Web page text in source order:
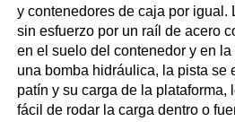
y contenedores de caja por igual.
sin esfuerzo por un raíl de acero
en el suelo del contenedor y en
una bomba hidráulica, la pista se
patín y su carga de la plataforma,
fácil de rodar la carga dentro o